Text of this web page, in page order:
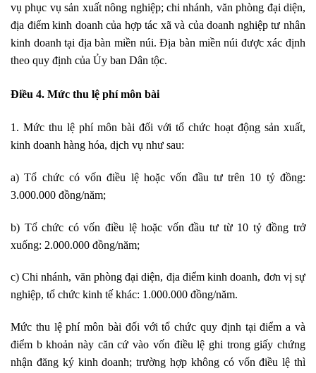
vụ phục vụ sản xuất nông nghiệp; chi nhánh, văn phòng đại diện,
địa điểm kinh doanh của hợp tác xã và của doanh nghiệp tư nhân
kinh doanh tại địa bàn miền núi. Địa bàn miền núi được xác định
theo quy định của Ủy ban Dân tộc.
Điều 4. Mức thu lệ phí môn bài
1. Mức thu lệ phí môn bài đối với tổ chức hoạt động sản xuất,
kinh doanh hàng hóa, dịch vụ như sau:
a) Tổ chức có vốn điều lệ hoặc vốn đầu tư trên 10 tỷ đồng:
3.000.000 đồng/năm;
b) Tổ chức có vốn điều lệ hoặc vốn đầu tư từ 10 tỷ đồng trở
xuống: 2.000.000 đồng/năm;
c) Chi nhánh, văn phòng đại diện, địa điểm kinh doanh, đơn vị sự
nghiệp, tổ chức kinh tế khác: 1.000.000 đồng/năm.
Mức thu lệ phí môn bài đối với tổ chức quy định tại điểm a và
điểm b khoản này căn cứ vào vốn điều lệ ghi trong giấy chứng
nhận đăng ký kinh doanh; trường hợp không có vốn điều lệ thì